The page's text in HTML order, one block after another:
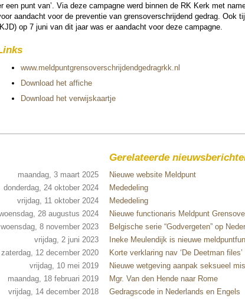
een punt van’. Via deze campagne werd binnen de RK Kerk met
aan­dacht voor de preventie van grens­over­schrij­dend gedrag. Ook
op 7 juni van dit jaar was er aan­dacht voor deze campagne.
www.meld­punt­grens­over­schrij­dend­ge­dragrkk.nl
Download het affiche
Download het ver­wijs­kaar­tje
Gerelateerde
maandag, 3 maart 2025
Nieuwe website Meldpunt
donderdag, 24 oktober 2024
Mededeling
vrijdag, 11 oktober 2024
Mededeling
28 augustus 2024
Nieuwe functionaris Meldpunt
woensdag, 8 november 2023
Belgische serie “Godvergeten” op
vrijdag, 2 juni 2023
Ineke Meulendijk is nieuwe
zaterdag, 12 december 2020
Korte verklaring nav ‘De Deetman files’
vrijdag, 10 mei 2019
Nieuwe wetgeving aanpak seksueel
maandag, 18 februari 2019
Mgr. Van den Hende naar Rome
vrijdag, 14 december 2018
Gedragscode in Nederlands en Engels